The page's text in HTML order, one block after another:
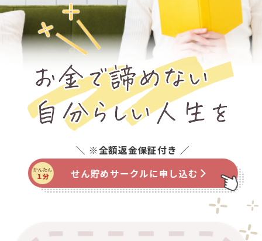
せん貯めサークルに申し込む